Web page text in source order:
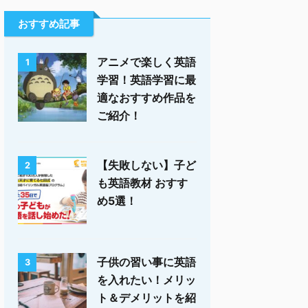
おすすめ記事
1
アニメで楽しく英語
学習！英語学習に最
適なおすすめ作品を
ご紹介！
2
【失敗しない】子ど
も英語教材 おすす
め5選！
3
子供の習い事に英語
を入れたい！メリッ
ト＆デメリットを紹